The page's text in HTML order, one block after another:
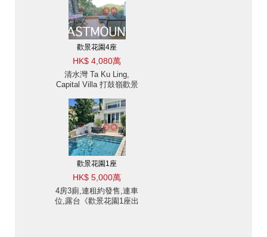
歡景花園4座
HK$ 4,080萬
清水灣 Ta Ku Ling,
Capital Villa 打鼓嶺歡景
| 物業 ID:2560歡景花園4
座出售單位
歡景花園1座
HK$ 5,000萬
4房3廁,連租約發售,連車
位,露台《歡景花園1座出